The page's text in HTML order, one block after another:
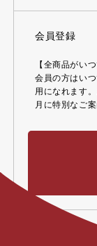
会員登録
【全商品がい
会員の方はい
用になれます
月に特別なご